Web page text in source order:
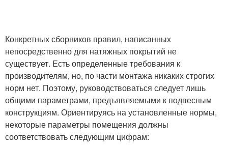
Конкретных сборников правил, написанных
непосредственно для натяжных покрытий не
существует. Есть определенные требования к
производителям, но, по части монтажа никаких строгих
норм нет. Поэтому, руководствоваться следует лишь
общими параметрами, предъявляемыми к подвесным
конструкциям. Ориентируясь на установленные нормы,
некоторые параметры помещения должны
соответствовать следующим цифрам: